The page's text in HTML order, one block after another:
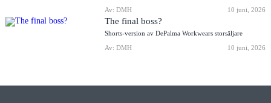
Av: DMH
10 juni, 2026
The final boss?
Shorts-version av DePalma Workwears storsäljare
Av: DMH
10 juni, 2026